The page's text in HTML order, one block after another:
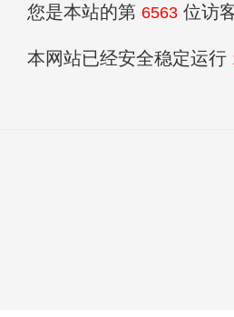
您是本站的第 6563 位访
本网站已经安全稳定运行